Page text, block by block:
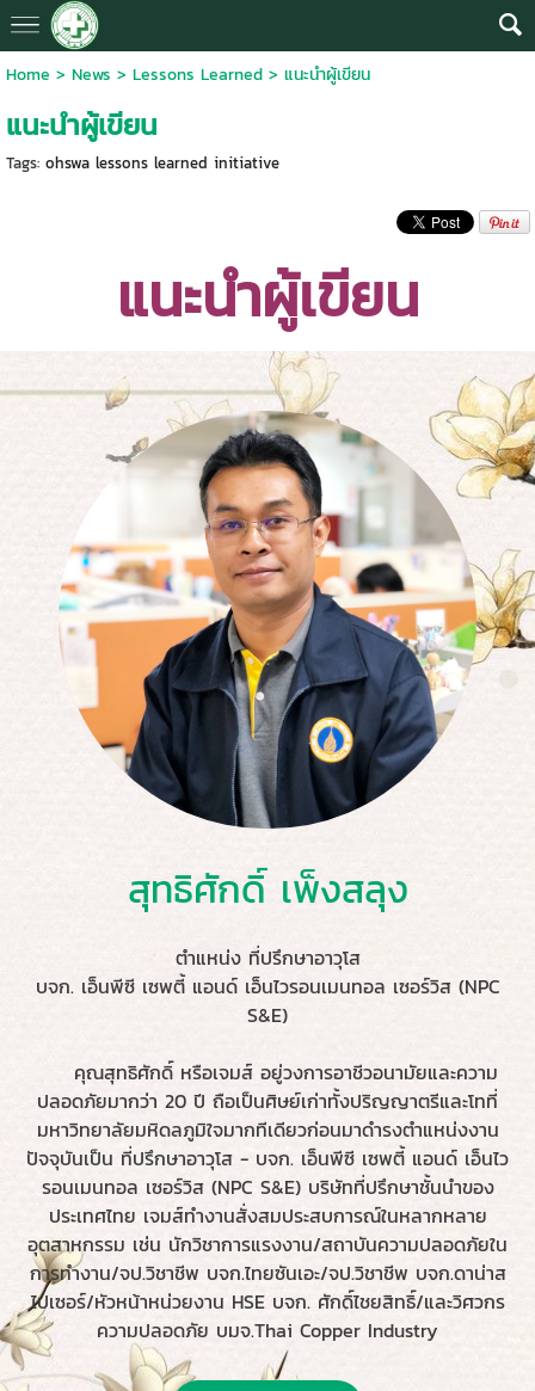
Home > News > Lessons Learned> แนะนำผู้เขียน
แนะนำผู้เขียน
Tags: ohswa lessons learned initiative
แนะนำผู้เขียน
สุทธิศักดิ์ เพ็งสลุง
ตำแหน่ง ที่ปรึกษาอาวุโส
บจก. เอ็นพีซี เซพตี้ แอนด์ เอ็นไวรอนเมนทอล เซอร์วิส (NPC
S&E)
คุณสุทธิศักดิ์ หรือเจมส์ อยู่วงการอาชีวอนามัยและความ
ปลอดภัยมากว่า 20 ปี ถือเป็นศิษย์เก่าทั้งปริญญาตรีและโทที่
มหาวิทยาลัยมหิดลภูมิใจมากทีเดียวก่อนมาดำรงตำแหน่งงาน
ปัจจุบันเป็น ที่ปรึกษาอาวุโส - บจก. เอ็นพีซี เซพตี้ แอนด์ เอ็นไว
รอนเมนทอล เซอร์วิส (NPC S&E) บริษัทที่ปรึกษาชั้นนำของ
ประเทศไทย เจมส์ทำงานสั่งสมประสบการณ์ในหลากหลาย
อุตสาหกรรม เช่น นักวิชาการแรงงาน/สถาบันความปลอดภัยใน
การทำงาน/จป.วิชาชีพ บจก.ไทยซันเอะ/จป.วิชาชีพ บจก.ดาน่าส
ไปเซอร์/หัวหน้าหน่วยงาน HSE บจก. ศักดิ์ไชยสิทธิ์/และวิศวกร
ความปลอดภัย บมจ.Thai Copper Industry